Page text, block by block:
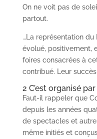
On ne voit pas de
partout.
…La représentation
évolué, positivement,
foires consacrées à
contribué. Leur
2 C’est organisé
Faut-il rappeler que
depuis les années
de spectacles et
même initiés et